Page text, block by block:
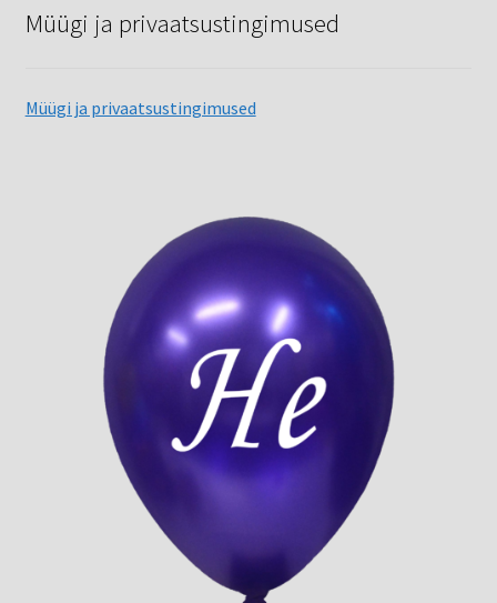
Müügi ja privaatsustingimused
Müügi ja privaatsustingimused